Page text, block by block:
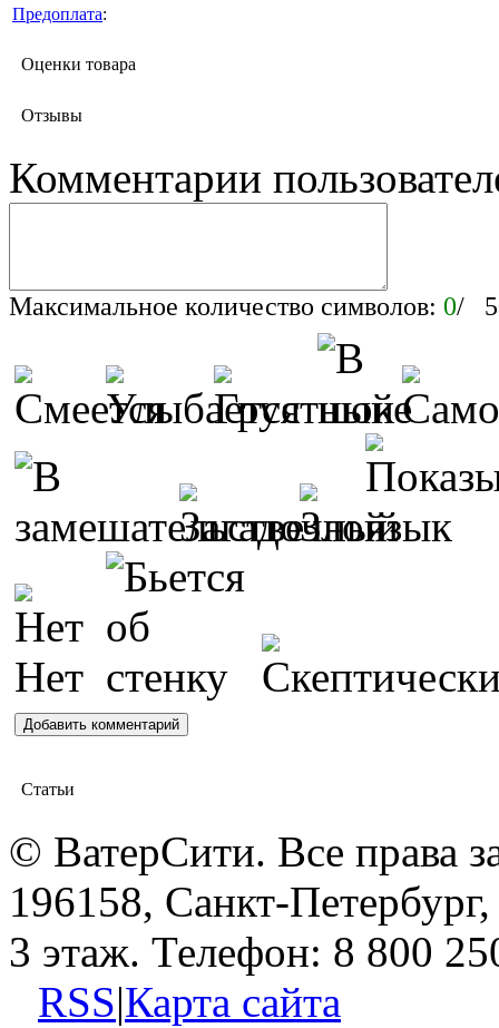
Предоплата:
Оценки товара
Отзывы
Комментарии
Максимальное количество символов: 0/
Статьи
© ВатерСити. Все права
196158, Санкт-
3 этаж. Телефон: 8 800
RSS|Карта сайта